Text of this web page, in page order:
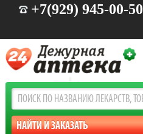
+7(929) 945-00-50